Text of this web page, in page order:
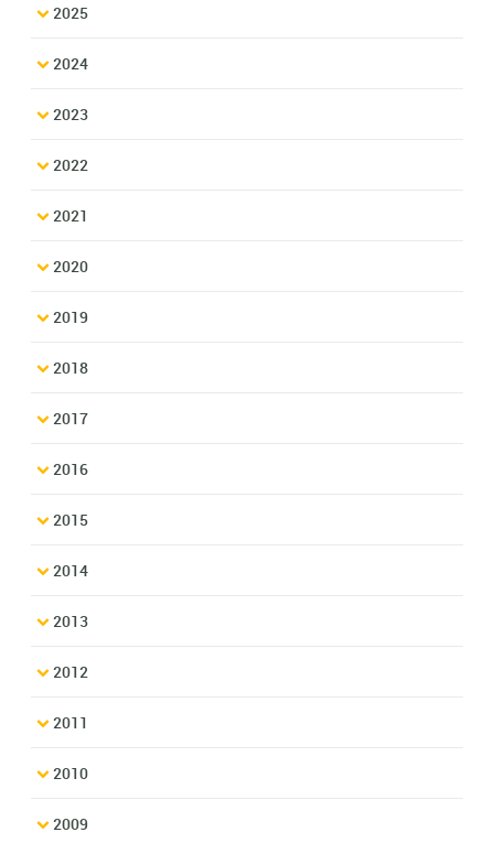
2025
2024
2023
2022
2021
2020
2019
2018
2017
2016
2015
2014
2013
2012
2011
2010
2009